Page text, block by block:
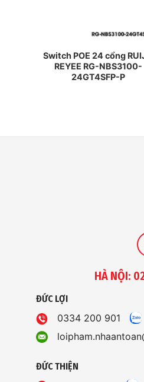
Switch POE 24 cổng
REYEE RG-NBS3100-
24GT4SFP-P
HÀ NỘI:
ĐỨC LỢI
0334 200 901
ĐỨC THIỆN